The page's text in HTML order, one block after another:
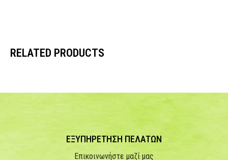
RELATED PRODUCTS
ΕΞΥΠΗΡΕΤΗΣΗ ΠΕΛΑΤΩΝ
Επικοινωνήστε μαζί μας